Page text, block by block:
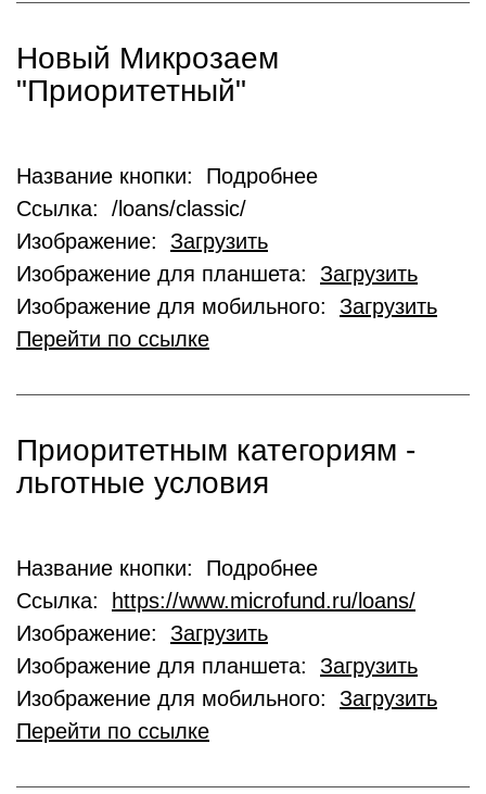
Новый Микрозаем
"Приоритетный"
Название кнопки: Подробнее
Ссылка: /loans/classic/
Изображение: Загрузить
Изображение для планшета: Загрузить
Изображение для мобильного: Загрузить
Перейти по ссылке
Приоритетным категориям -
льготные условия
Название кнопки: Подробнее
Ссылка:
https://www.microfund.ru/loans/
Изображение: Загрузить
Изображение для планшета: Загрузить
Изображение для мобильного: Загрузить
Перейти по ссылке